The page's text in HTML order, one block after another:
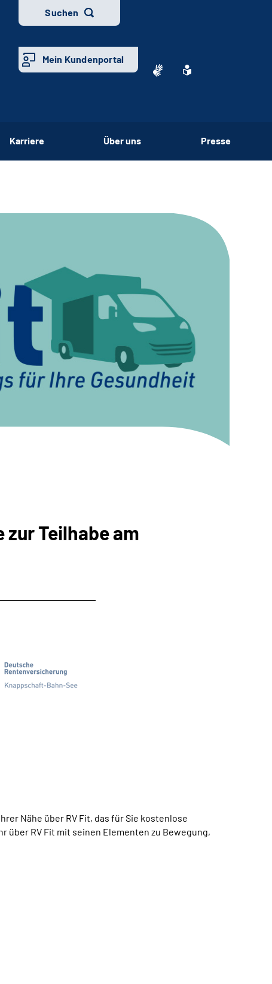
Suchen
Mein Kundenportal
Karriere Über uns Presse
Teilhabe am
Nähe über RV Fit, das für Sie kostenlose
RV Fit mit seinen Elementen zu Bewegung,